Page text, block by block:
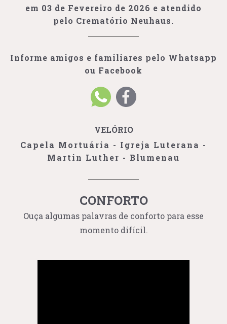
em 03 de Fevereiro de 2026 e atendido
pelo Crematório Neuhaus.
Informe amigos e familiares pelo Whatsapp
ou Facebook
VELÓRIO
Capela Mortuária - Igreja Luterana -
Martin Luther - Blumenau
CONFORTO
Ouça algumas palavras de conforto para esse
momento difícil.